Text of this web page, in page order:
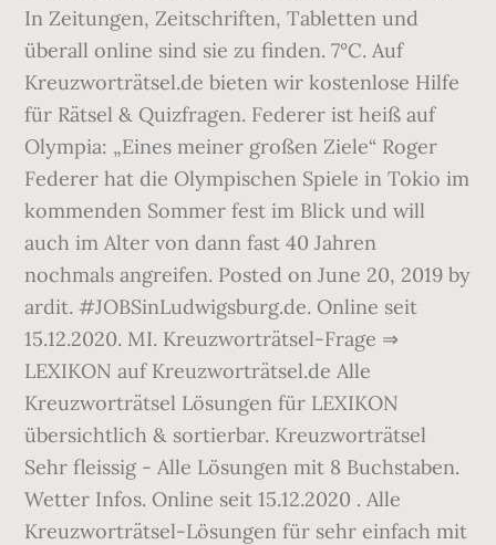
In Zeitungen, Zeitschriften, Tabletten und
überall online sind sie zu finden. 7°C. Auf
Kreuzworträtsel.de bieten wir kostenlose Hilfe
für Rätsel & Quizfragen. Federer ist heiß auf
Olympia: „Eines meiner großen Ziele“ Roger
Federer hat die Olympischen Spiele in Tokio im
kommenden Sommer fest im Blick und will
auch im Alter von dann fast 40 Jahren
nochmals angreifen. Posted on June 20, 2019 by
ardit. #JOBSinLudwigsburg.de. Online seit
15.12.2020. MI. Kreuzworträtsel-Frage ⇒
LEXIKON auf Kreuzworträtsel.de Alle
Kreuzworträtsel Lösungen für LEXIKON
übersichtlich & sortierbar. Kreuzworträtsel
Sehr fleissig - Alle Lösungen mit 8 Buchstaben.
Wetter Infos. Online seit 15.12.2020 . Alle
Kreuzworträtsel-Lösungen für sehr einfach mit